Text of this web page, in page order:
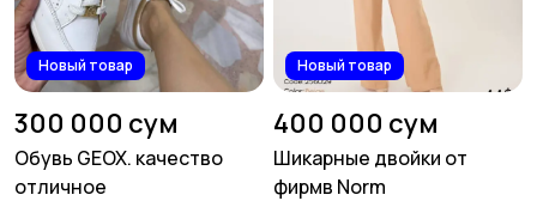
Новый товар
300 000 сум
Обувь GEOX. качество
отличное
Новый товар
400 000 сум
Шикарные двойки от
фирмв Norm